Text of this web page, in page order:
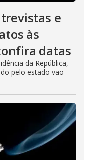
e
às
datas
da República,
pelo estado vão